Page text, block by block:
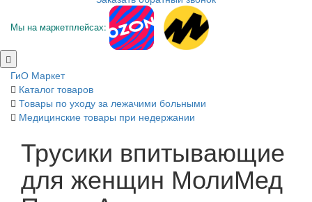
Мы на маркетплейсах:
ГиО Маркет
Каталог товаров
Товары по уходу за лежачими больными
Медицинские товары при недержании
Трусики впитывающие
для женщин МолиМед